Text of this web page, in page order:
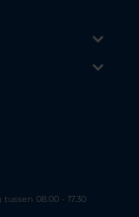
08.00 - 17.30